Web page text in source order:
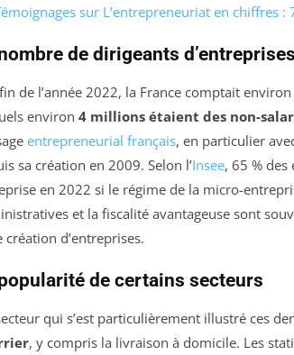
sur L’entrepreneuriat en chiffres
de dirigeants d’entreprises
de l’année 2022, la France comptait environ
environ 4 millions étaient des non-
entrepreneurial français, en particulier
sa création en 2009. Selon l’Insee, 65 %
en 2022 si le régime de la micro-
et la fiscalité avantageuse sont
création d’entreprises.
de certains secteurs
qui s’est particulièrement illustré ces
, y compris la livraison à domicile. Les